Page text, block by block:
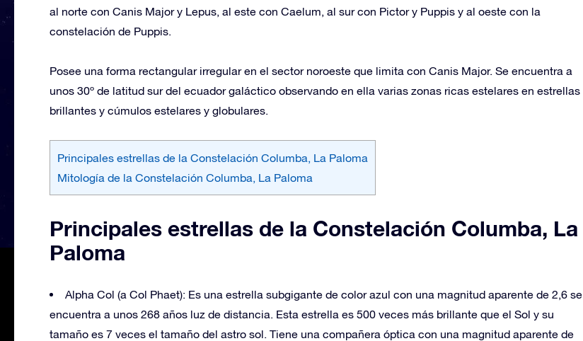
al norte con Canis Major y Lepus, al este con Caelum, al sur con Pictor y Puppis y al oeste con la
constelación de Puppis.
Posee una forma rectangular irregular en el sector noroeste que limita con Canis Major. Se encuentra a
unos 30º de latitud sur del ecuador galáctico observando en ella varias zonas ricas estelares en estrellas
brillantes y cúmulos estelares y globulares.
Principales estrellas de la Constelación Columba, La Paloma
Mitología de la Constelación Columba, La Paloma
Principales estrellas de la Constelación Columba, La
Paloma
Alpha Col (a Col Phaet): Es una estrella subgigante de color azul con una magnitud aparente de 2,6 se
encuentra a unos 268 años luz de distancia. Esta estrella es 500 veces más brillante que el Sol y su
tamaño es 7 veces el tamaño del astro sol. Tiene una compañera óptica con una magnitud aparente de